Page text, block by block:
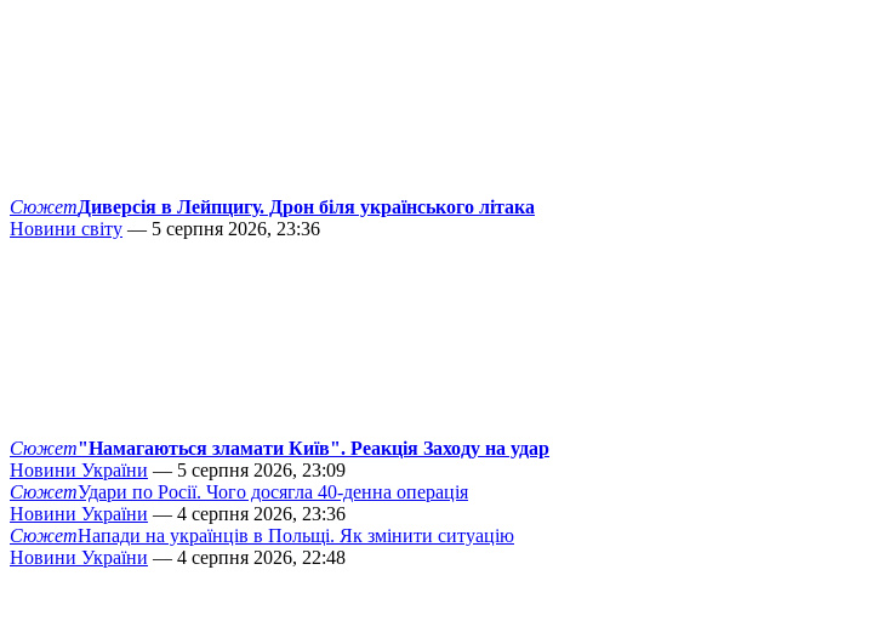
СюжетДиверсія в Лейпцигу. Дрон біля українського літака
Новини світу — 5 серпня 2026, 23:36
Сюжет"Намагаються зламати Київ". Реакція Заходу на удар
Новини України — 5 серпня 2026, 23:09
СюжетУдари по Росії. Чого досягла 40-денна операція
Новини України — 4 серпня 2026, 23:36
СюжетНапади на українців в Польщі. Як змінити ситуацію
Новини України — 4 серпня 2026, 22:48